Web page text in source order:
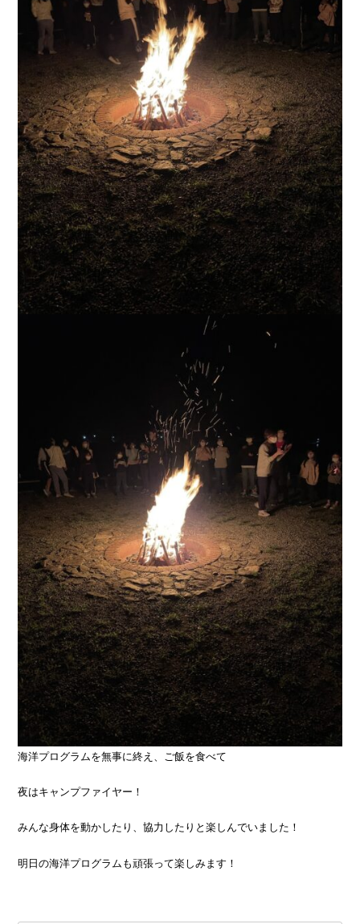
海洋プログラムを無事に終え、ご飯を食べて
夜はキャンプファイヤー！
みんな身体を動かしたり、協力したりと楽しんでいました！
明日の海洋プログラムも頑張って楽しみます！